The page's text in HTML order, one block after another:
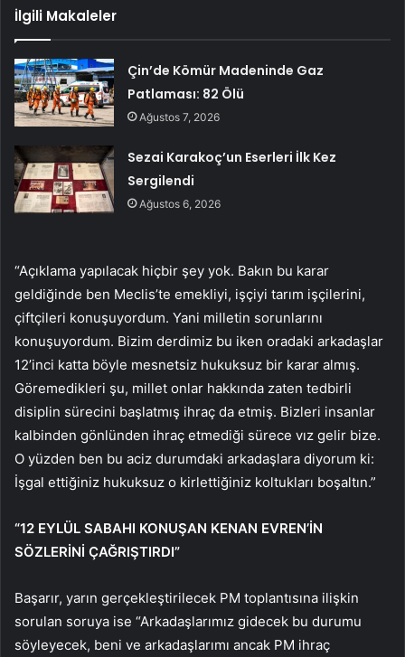
İlgili Makaleler
Çin’de Kömür Madeninde Gaz
Patlaması: 82 Ölü
Ağustos 7, 2026
Sezai Karakoç’un Eserleri İlk Kez
Sergilendi
Ağustos 6, 2026
“Açıklama yapılacak hiçbir şey yok. Bakın bu karar
geldiğinde ben Meclis’te emekliyi, işçiyi tarım işçilerini,
çiftçileri konuşuyordum. Yani milletin sorunlarını
konuşuyordum. Bizim derdimiz bu iken oradaki arkadaşlar
12’inci katta böyle mesnetsiz hukuksuz bir karar almış.
Göremedikleri şu, millet onlar hakkında zaten tedbirli
disiplin sürecini başlatmış ihraç da etmiş. Bizleri insanlar
kalbinden gönlünden ihraç etmediği sürece vız gelir bize.
O yüzden ben bu aciz durumdaki arkadaşlara diyorum ki:
İşgal ettiğiniz hukuksuz o kirlettiğiniz koltukları boşaltın.”
“12 EYLÜL SABAHI KONUŞAN KENAN EVREN’İN
SÖZLERİNİ ÇAĞRIŞTIRDI”
Başarır, yarın gerçekleştirilecek PM toplantısına ilişkin
sorulan soruya ise “Arkadaşlarımız gidecek bu durumu
söyleyecek, beni ve arkadaşlarımı ancak PM ihraç